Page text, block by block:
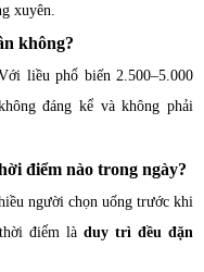
xuyên.
không?
liều phổ biến 2.500–5.000
đáng kể và không phải
điểm nào trong ngày?
người chọn uống trước khi
điểm là duy trì đều đặn